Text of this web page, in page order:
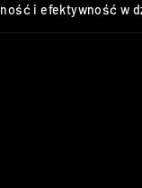
i efektywność w